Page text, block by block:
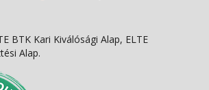
BTK Kari Kiválósági Alap, ELTE
Alap.